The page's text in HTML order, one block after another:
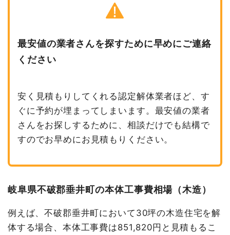
最安値の業者さんを探すために早めにご連絡
ください
安く見積もりしてくれる認定解体業者ほど、す
ぐに予約が埋まってしまいます。最安値の業者
さんをお探しするために、相談だけでも結構で
すのでお早めにお見積もりください。
岐阜県不破郡垂井町の本体工事費相場（木造）
例えば、不破郡垂井町において30坪の木造住宅を解
体する場合、本体工事費は851,820円と見積もるこ